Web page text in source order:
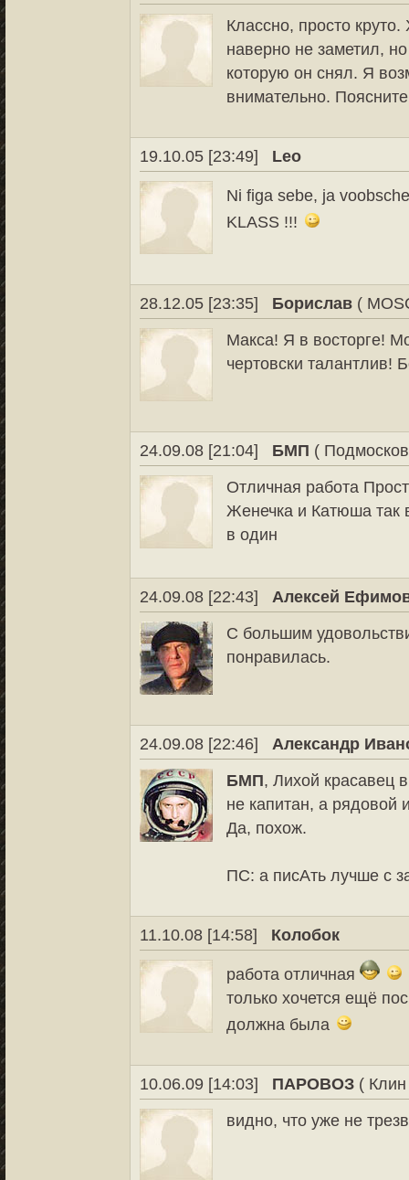
Классно, просто
наверно не заметил,
которую он снял. Я
внимательно.
19.10.05 [23:49] Leo
Ni figa sebe, ja
KLASS !!!
28.12.05 [23:35] Борислав (
Макса! Я в восторге!
чертовски талантлив!
24.09.08 [21:04] БМП (
Отличная работа
Женечка и Катюша так
в один
24.09.08 [22:43]
Алексей
С большим
понравилась.
24.09.08 [22:46]
Александр
БМП, Лихой красавец
не капитан, а рядовой
Да, похож.
ПС: а писАть лучше с
11.10.08 [14:58] Колобок
работа отличная
только хочется ещё
должна была
10.06.09 [14:03] ПАРОВОЗ (
видно, что уже не